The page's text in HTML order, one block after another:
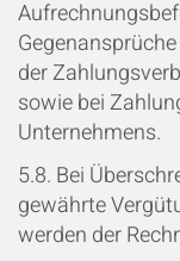
der
sowie bei
Unternehmens.
5.8. Bei
gewährte
werden der